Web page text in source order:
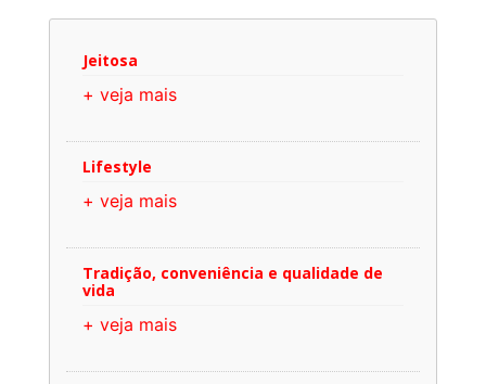
Jeitosa
+ veja mais
Lifestyle
+ veja mais
Tradição, conveniência e qualidade de
vida
+ veja mais